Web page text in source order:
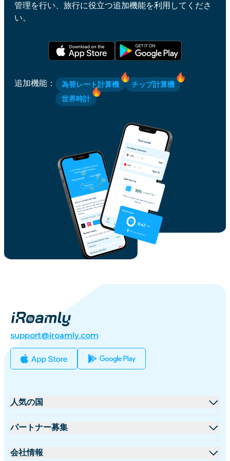
管理を行い、旅行に役立つ追加機能を利用してくださ
い。
追加機能 ： 為替レート計算機
チップ計算機
世界時計
support@iroamly.com
人気の国
アメリカ合衆国
パートナー募集
卸売プラットフォーム
会社情報